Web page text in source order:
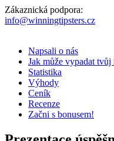
Zákaznická podpora:
info@winningtipsters.cz
Napsali o nás
Jak může vypadat tvůj
Statistika
Výhody
Ceník
Recenze
Začni s bonusem!